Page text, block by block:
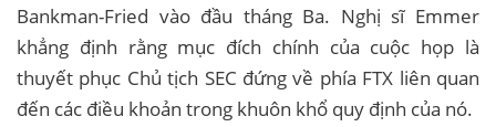
Bankman-Fried vào đầu tháng Ba. Nghị sĩ Emmer
khẳng định rằng mục đích chính của cuộc họp là
thuyết phục Chủ tịch SEC đứng về phía FTX liên quan
đến các điều khoản trong khuôn khổ quy định của nó.